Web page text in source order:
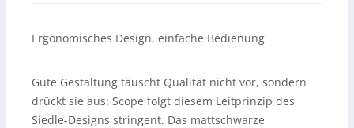
Ergonomisches Design, einfache Bedienung
Gute Gestaltung täuscht Qualität nicht vor, sondern
drückt sie aus: Scope folgt diesem Leitprinzip des
Siedle-Designs stringent. Das mattschwarze